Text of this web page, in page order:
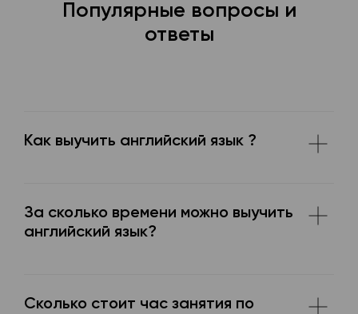
Популярные вопросы и
ответы
Как выучить английский язык ?
За сколько времени можно выучить
английский язык?
Сколько стоит час занятия по